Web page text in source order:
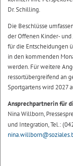
Dr. Schilling.
Die Beschlüsse
der Offenen Kinder-
für die Entscheidungen
in den kommenden
werden. Für weitere
ressortübergreifend an
Sportgartens wird 2027
Ansprechpartnerin für
Nina Willborn,
und Integration, Tel.: